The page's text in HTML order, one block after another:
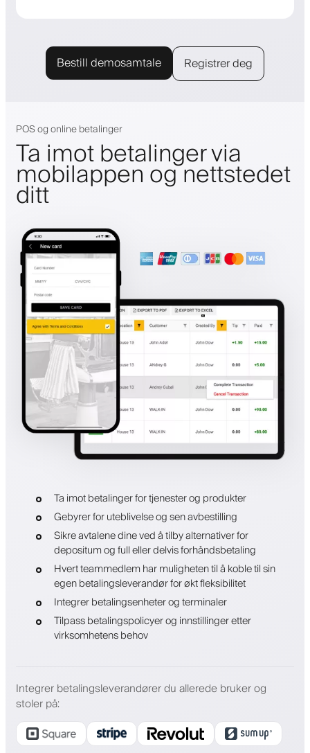
Bestill demosamtale Registrer deg
POS og online betalinger
Ta imot betalinger via
mobilappen og nettstedet
ditt
Ta imot betalinger for tjenester og produkter
Gebyrer for uteblivelse og sen avbestilling
Sikre avtalene dine ved å tilby alternativer for
depositum og full eller delvis forhåndsbetaling
Hvert teammedlem har muligheten til å koble til sin
egen betalingsleverandør for økt fleksibilitet
Integrer betalingsenheter og terminaler
Tilpass betalingspolicyer og innstillinger etter
virksomhetens behov
Integrer betalingsleverandører du allerede bruker og
stoler på: